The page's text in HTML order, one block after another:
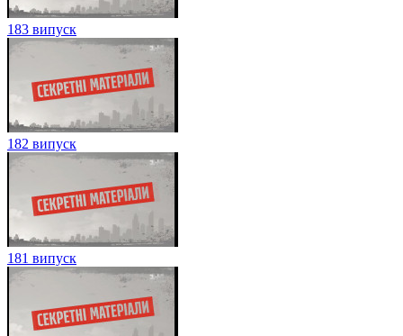
183 випуск
182 випуск
181 випуск